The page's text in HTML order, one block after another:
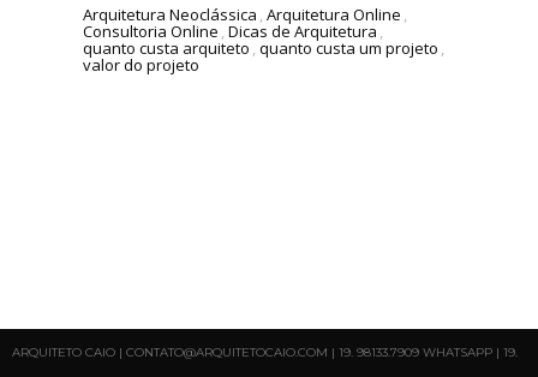
Arquitetura Neoclássica , Arquitetura Online ,
Consultoria Online , Dicas de Arquitetura ,
quanto custa arquiteto , quanto custa um projeto ,
valor do projeto
ARQUITETO CAIO | CONTATO@ARQUITETOCAIO.COM | 19. 98133.7909 WHATSAPP | 19.